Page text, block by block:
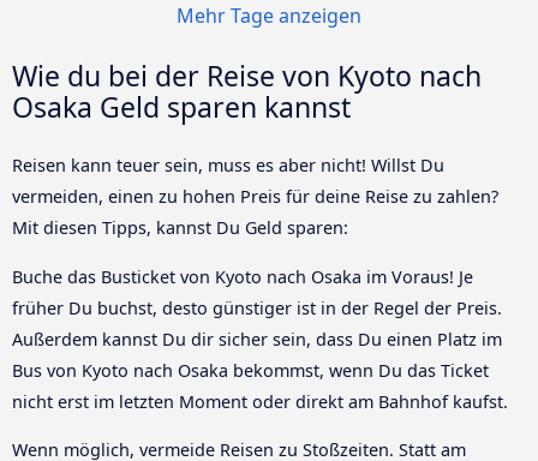
Mehr Tage anzeigen
Wie du bei der Reise von Kyoto nach
Osaka Geld sparen kannst
Reisen kann teuer sein, muss es aber nicht! Willst Du
vermeiden, einen zu hohen Preis für deine Reise zu zahlen?
Mit diesen Tipps, kannst Du Geld sparen:
Buche das Busticket von Kyoto nach Osaka im Voraus! Je
früher Du buchst, desto günstiger ist in der Regel der Preis.
Außerdem kannst Du dir sicher sein, dass Du einen Platz im
Bus von Kyoto nach Osaka bekommst, wenn Du das Ticket
nicht erst im letzten Moment oder direkt am Bahnhof kaufst.
Wenn möglich, vermeide Reisen zu Stoßzeiten. Statt am